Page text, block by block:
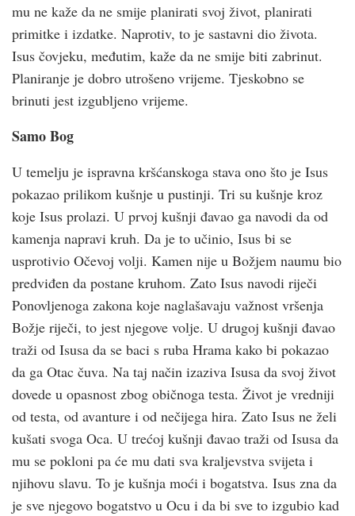
mu ne kaže da ne smije planirati svoj život, planirati
primitke i izdatke. Naprotiv, to je sastavni dio života.
Isus čovjeku, međutim, kaže da ne smije biti zabrinut.
Planiranje je dobro utrošeno vrijeme. Tjeskobno se
brinuti jest izgubljeno vrijeme.
Samo Bog
U temelju je ispravna kršćanskoga stava ono što je Isus
pokazao prilikom kušnje u pustinji. Tri su kušnje kroz
koje Isus prolazi. U prvoj kušnji đavao ga navodi da od
kamenja napravi kruh. Da je to učinio, Isus bi se
usprotivio Očevoj volji. Kamen nije u Božjem naumu bio
predviđen da postane kruhom. Zato Isus navodi riječi
Ponovljenoga zakona koje naglašavaju važnost vršenja
Božje riječi, to jest njegove volje. U drugoj kušnji đavao
traži od Isusa da se baci s ruba Hrama kako bi pokazao
da ga Otac čuva. Na taj način izaziva Isusa da svoj život
dovede u opasnost zbog običnoga testa. Život je vredniji
od testa, od avanture i od nečijega hira. Zato Isus ne želi
kušati svoga Oca. U trećoj kušnji đavao traži od Isusa da
mu se pokloni pa će mu dati sva kraljevstva svijeta i
njihovu slavu. To je kušnja moći i bogatstva. Isus zna da
je sve njegovo bogatstvo u Ocu i da bi sve to izgubio kad